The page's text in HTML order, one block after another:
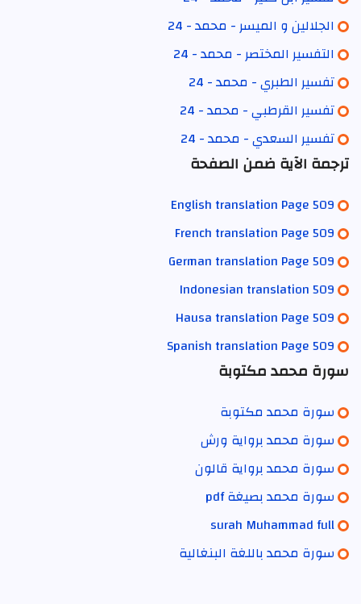
الجلالين و الميسر - محمد - 24
التفسير المختصر - محمد - 24
تفسير الطبري - محمد - 24
تفسير القرطبي - محمد - 24
تفسير السعدي - محمد - 24
ترجمة الآية ضمن الصفحة
English translation Page 509
French translation Page 509
German translation Page 509
Indonesian translation 509
Hausa translation Page 509
Spanish translation Page 509
سورة محمد مكتوبة
سورة محمد مكتوبة
سورة محمد برواية ورش
سورة محمد برواية قالون
سورة محمد بصيغة pdf
surah Muhammad full
سورة محمد باللغة البنغالية